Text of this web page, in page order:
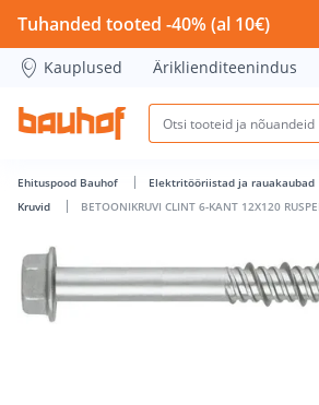
BETOONIKRUVI CLINT 6-KANT 12X120
Tuhanded tooted -40% (al 10€)
Kauplused Äriklienditeenindus
Ehituspood Bauhof Elektritööriistad ja rauakaubad
Kruvid
BETOONIKRUVI CLINT 6-KANT 12X120